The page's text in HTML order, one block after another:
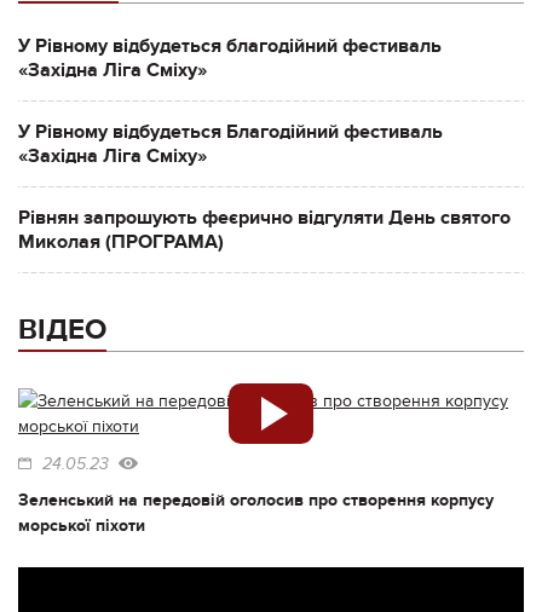
У Рівному відбудеться благодійний фестиваль
«Західна Ліга Сміху»
У Рівному відбудеться Благодійний фестиваль
«Західна Ліга Сміху»
Рівнян запрошують феєрично відгуляти День святого
Миколая (ПРОГРАМА)
ВІДЕО
24.05.23
Зеленський на передовій оголосив про створення корпусу
морської піхоти